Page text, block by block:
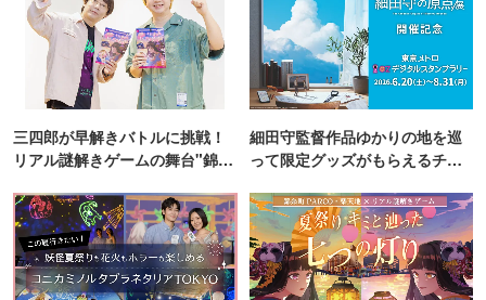
三四郎が早解きバトルに挑戦！
リアル謎解きゲームの舞台"錦糸
細田守監督作品ゆかりの地を巡
って限定グッズがもらえるチャ